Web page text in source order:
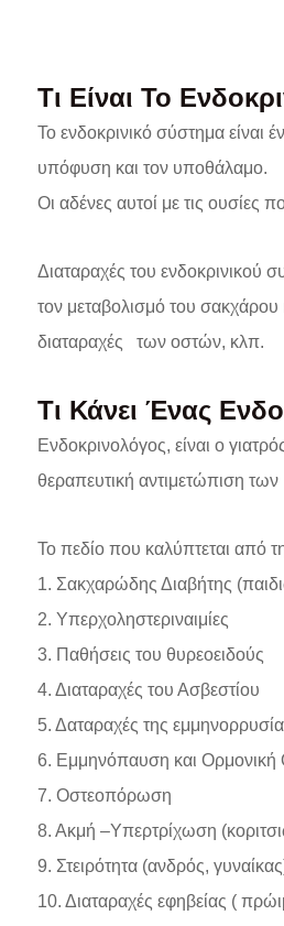
Τι Είναι Το
Το ενδοκρινικό σύστημα είναι
υπόφυση και τον υποθάλαμο.
Οι αδένες αυτοί με τις ουσίες
Διαταραχές του
τον μεταβολισμό του σακχάρου
διαταραχές των οστών, κλπ.
Τι Κάνει Ένας
Ενδοκρινολόγος, είναι ο
θεραπευτική αντιμετώπιση
Το πεδίο που καλύπτεται από
1. Σακχαρώδης Διαβήτης
2. Υπερχοληστεριναιμίες
3. Παθήσεις του θυρεοειδούς
4. Διαταραχές του Ασβεστίου
5. Δαταραχές της
6. Εμμηνόπαυση και Ορμονική
7. Οστεοπόρωση
8. Ακμή –Υπερτρίχωση
9. Στειρότητα (ανδρός,
10. Διαταραχές εφηβείας (